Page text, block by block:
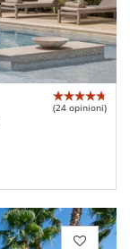
(24 opinioni)